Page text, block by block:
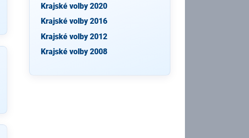
Krajské volby 2020
Krajské volby 2016
Krajské volby 2012
Krajské volby 2008